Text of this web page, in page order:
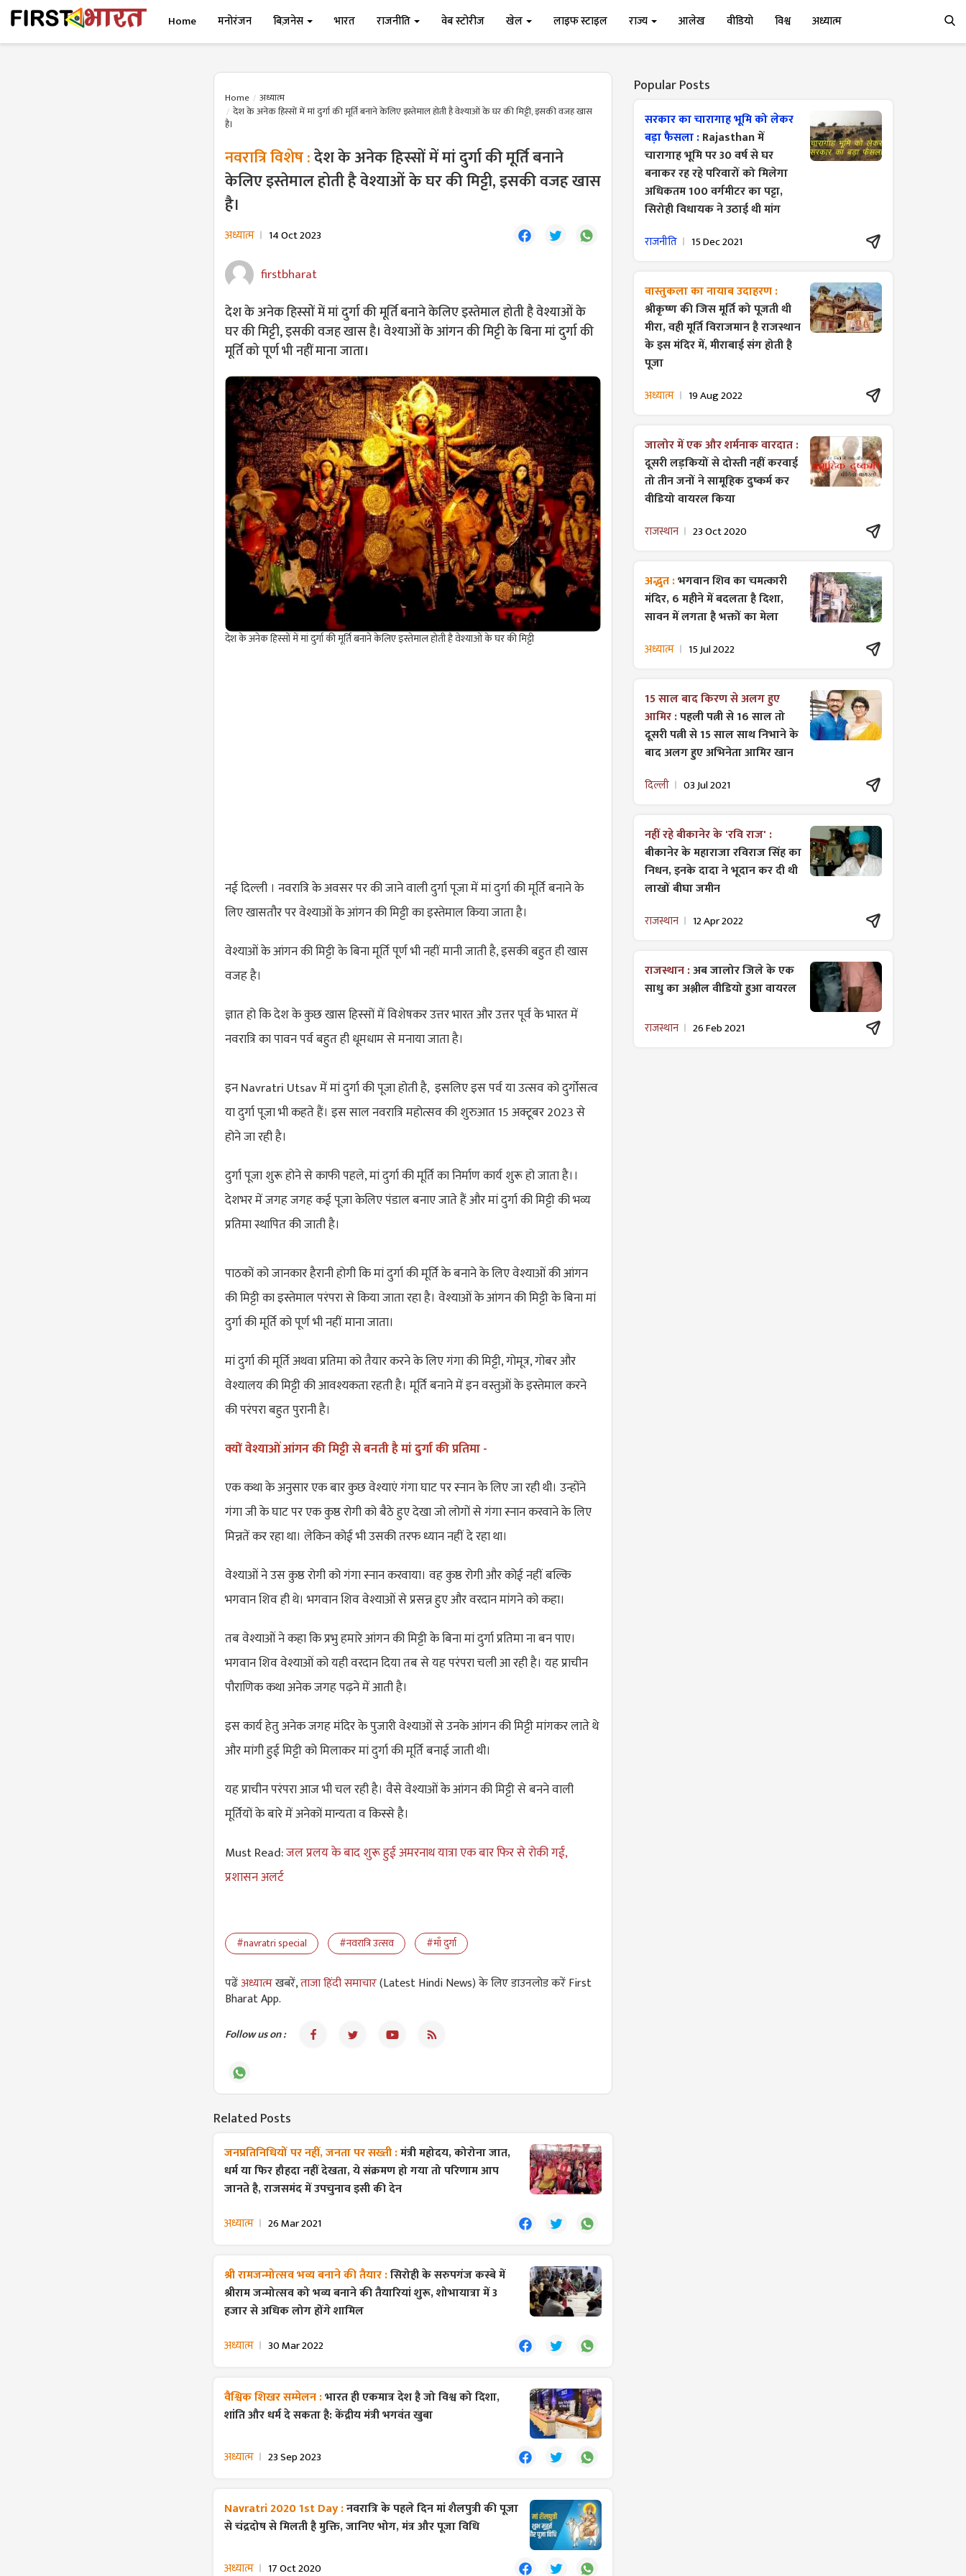
Home मनोरंजन बिज़नेस भारत राजनीति वेब स्टोरीज खेल लाइफ स्टाइल राज्य आलेख वीडियो विश्व अध्यात्म
Home
अध्यात्म
देश के अनेक हिस्सों में मां दुर्गा की मूर्ति बनाने केलिए इस्तेमाल होती है वेश्याओं के घर की मिट्टी, इसकी वजह खास
है।
नवरात्रि विशेष :देश के अनेक हिस्सों में मां दुर्गा की मूर्ति बनाने
केलिए इस्तेमाल होती है वेश्याओं के घर की मिट्टी, इसकी वजह खास
है।
अध्यात्म 14 Oct 2023
firstbharat
देश के अनेक हिस्सों में मां दुर्गा की मूर्ति बनाने केलिए इस्तेमाल होती है वेश्याओं के
घर की मिट्टी, इसकी वजह खास है। वेश्याओं के आंगन की मिट्टी के बिना मां दुर्गा की
मूर्ति को पूर्ण भी नहीं माना जाता।
देश के अनेक हिस्सों में मां दुर्गा की मूर्ति बनाने केलिए इस्तेमाल होती है वेश्याओं के घर की मिट्टी
नई दिल्ली । नवरात्रि के अवसर पर की जाने वाली दुर्गा पूजा में मां दुर्गा की मूर्ति बनाने के
लिए खासतौर पर वेश्याओं के आंगन की मिट्टी का इस्तेमाल किया जाता है।
वेश्याओं के आंगन की मिट्टी के बिना मूर्ति पूर्ण भी नहीं मानी जाती है, इसकी बहुत ही खास
वजह है।
ज्ञात हो कि देश के कुछ खास हिस्सों में विशेषकर उत्तर भारत और उत्तर पूर्व के भारत में
नवरात्रि का पावन पर्व बहुत ही धूमधाम से मनाया जाता है।
इन Navratri Utsav में मां दुर्गा की पूजा होती है, इसलिए इस पर्व या उत्सव को दुर्गोसत्व
या दुर्गा पूजा भी कहते हैं। इस साल नवरात्रि महोत्सव की शुरुआत 15 अक्टूबर 2023 से
होने जा रही है।
दुर्गा पूजा शुरू होने से काफी पहले, मां दुर्गा की मूर्ति का निर्माण कार्य शुरू हो जाता है।।
देशभर में जगह जगह कई पूजा केलिए पंडाल बनाए जाते हैं और मां दुर्गा की मिट्टी की भव्य
प्रतिमा स्थापित की जाती है।
पाठकों को जानकार हैरानी होगी कि मां दुर्गा की मूर्ति के बनाने के लिए वेश्याओं की आंगन
की मिट्टी का इस्तेमाल परंपरा से किया जाता रहा है। वेश्याओं के आंगन की मिट्टी के बिना मां
दुर्गा की मूर्ति को पूर्ण भी नहीं माना जाता।
मां दुर्गा की मूर्ति अथवा प्रतिमा को तैयार करने के लिए गंगा की मिट्टी, गोमूत्र, गोबर और
वेश्यालय की मिट्टी की आवश्यकता रहती है। मूर्ति बनाने में इन वस्तुओं के इस्तेमाल करने
की परंपरा बहुत पुरानी है।
क्यों वेश्याओं आंगन की मिट्टी से बनती है मां दुर्गा की प्रतिमा -
एक कथा के अनुसार एक बार कुछ वेश्याएं गंगा घाट पर स्नान के लिए जा रही थी। उन्होंने
गंगा जी के घाट पर एक कुष्ठ रोगी को बैठे हुए देखा जो लोगों से गंगा स्नान करवाने के लिए
मिन्नतें कर रहा था। लेकिन कोई भी उसकी तरफ ध्यान नहीं दे रहा था।
वेश्याओं ने उस कुष्ठ रोगी को गंगा स्नान करवाया। वह कुष्ठ रोगी और कोई नहीं बल्कि
भगवान शिव ही थे। भगवान शिव वेश्याओं से प्रसन्न हुए और वरदान मांगने को कहा।
तब वेश्याओं ने कहा कि प्रभु हमारे आंगन की मिट्टी के बिना मां दुर्गा प्रतिमा ना बन पाए।
भगवान शिव वेश्याओं को यही वरदान दिया तब से यह परंपरा चली आ रही है। यह प्राचीन
पौराणिक कथा अनेक जगह पढ़ने में आती है।
इस कार्य हेतु अनेक जगह मंदिर के पुजारी वेश्याओं से उनके आंगन की मिट्टी मांगकर लाते थे
और मांगी हुई मिट्टी को मिलाकर मां दुर्गा की मूर्ति बनाई जाती थी।
यह प्राचीन परंपरा आज भी चल रही है। वैसे वेश्याओं के आंगन की मिट्टी से बनने वाली
मूर्तियों के बारे में अनेकों मान्यता व किस्से है।
Must Read:जल प्रलय के बाद शुरू हुई अमरनाथ यात्रा एक बार फिर से रोकी गई,
प्रशासन अलर्ट
#navratri special #नवरात्रि उत्सव #माँ दुर्गा
पढेंअध्यात्मखबरें,ताजा हिंदी समाचार(Latest Hindi News) के लिए डाउनलोड करें First
Bharat App.
Follow us on :
Related Posts
जनप्रतिनिधियों पर नहीं, जनता पर सख्ती :मंत्री महोदय, कोरोना जात,
धर्म या फिर हौहदा नहीं देखता, ये संक्रमण हो गया तो परिणाम आप
जानते है, राजसमंद में उपचुनाव इसी की देन
अध्यात्म 26 Mar 2021
श्री रामजन्मोत्सव भव्य बनाने की तैयार :सिरोही के सरुपगंज कस्बे में
श्रीराम जन्मोत्सव को भव्य बनाने की तैयारियां शुरू, शोभायात्रा में 3
हजार से अधिक लोग होंगे शामिल
अध्यात्म 30 Mar 2022
वैश्विक शिखर सम्मेलन :भारत ही एकमात्र देश है जो विश्व को दिशा,
शांति और धर्म दे सकता है: केंद्रीय मंत्री भगवंत खुबा
अध्यात्म 23 Sep 2023
Navratri 2020 1st Day :नवरात्रि के पहले दिन मां शैलपुत्री की पूजा
से चंद्रदोष से मिलती है मुक्ति, जानिए भोग, मंत्र और पूजा विधि
अध्यात्म 17 Oct 2020
Popular Posts
सरकार का चारागाह भूमि को लेकर
बड़ा फैसला :Rajasthan में
चारागाह भूमि पर 30 वर्ष से घर
बनाकर रह रहे परिवारों को मिलेगा
अधिकतम 100 वर्गमीटर का पट्टा,
सिरोही विधायक ने उठाई थी मांग
राजनीति 15 Dec 2021
वास्तुकला का नायाब उदाहरण :
श्रीकृष्ण की जिस मूर्ति को पूजती थी
मीरा, वही मूर्ति विराजमान है राजस्थान
के इस मंदिर में, मीराबाई संग होती है
पूजा
अध्यात्म 19 Aug 2022
जालोर में एक और शर्मनाक वारदात :
दूसरी लड़कियों से दोस्ती नहीं करवाई
तो तीन जनों ने सामूहिक दुष्कर्म कर
वीडियो वायरल किया
राजस्थान 23 Oct 2020
अद्भुत :भगवान शिव का चमत्कारी
मंदिर, 6 महीने में बदलता है दिशा,
सावन में लगता है भक्तों का मेला
अध्यात्म 15 Jul 2022
15 साल बाद किरण से अलग हुए
आमिर :पहली पत्नी से 16 साल तो
दूसरी पत्नी से 15 साल साथ निभाने के
बाद अलग हुए अभिनेता आमिर खान
दिल्ली 03 Jul 2021
नहीं रहे बीकानेर के 'रवि राज' :
बीकानेर के महाराजा रविराज सिंह का
निधन, इनके दादा ने भूदान कर दी थी
लाखों बीघा जमीन
राजस्थान 12 Apr 2022
राजस्थान :अब जालोर जिले के एक
साधु का अश्लील वीडियो हुआ वायरल
राजस्थान 26 Feb 2021